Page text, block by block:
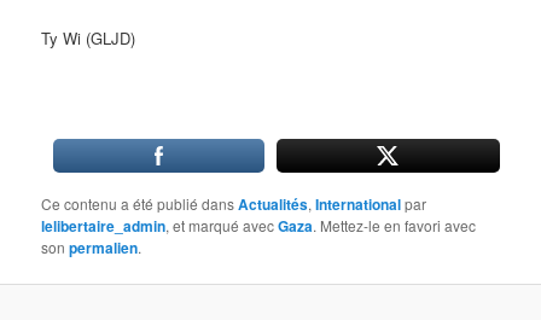
Ty Wi (GLJD)
Ce contenu a été publié dansActualités,Internationalpar
lelibertaire_admin, et marqué avecGaza. Mettez-le en favori avec
sonpermalien.